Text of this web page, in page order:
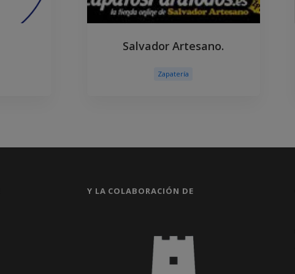
Salvador Artesano.
Zapatería
Y LA COLABORACIÓN DE